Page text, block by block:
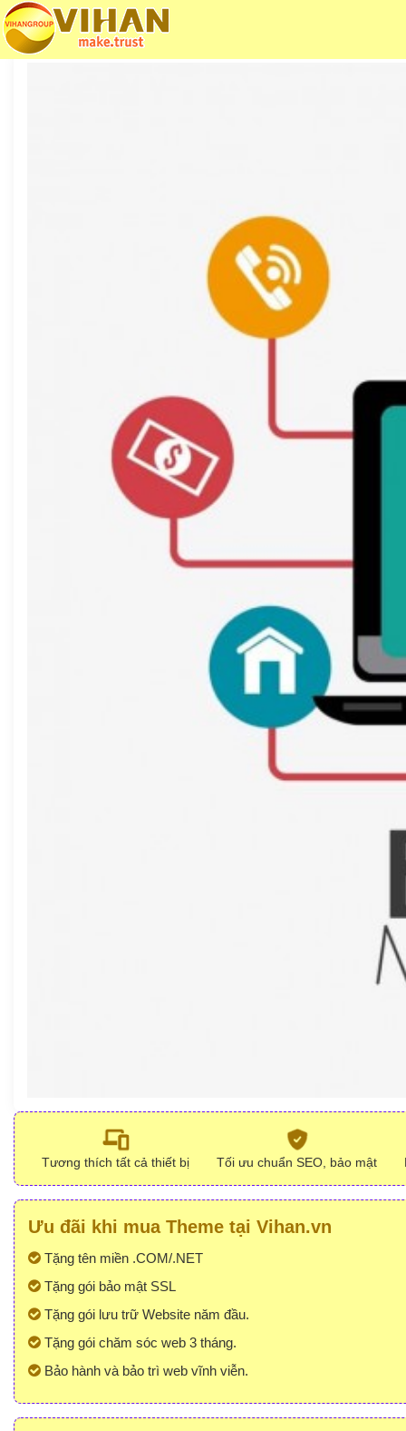
Tương thích tất cả thiết bị Tối ưu chuẩn SEO, bảo mật
Ưu đãi khi mua Theme tại Vihan.vn
Tặng tên miền .COM/.NET
Tặng gói bảo mật SSL
Tặng gói lưu trữ Website năm đầu.
Tặng gói chăm sóc web 3 tháng.
Bảo hành và bảo trì web vĩnh viễn.